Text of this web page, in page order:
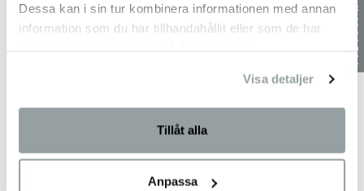
Dessa kan i sin tur kombinera informationen med annan
information som du har tillhandahållit eller som de har
Visa detaljer
Tillåt alla
Anpassa
Dela detta inlägg
FöregåendeBo2049 – Studenternas framtidsspaning
Naturnära nybygge – A3380
Mer att utforska